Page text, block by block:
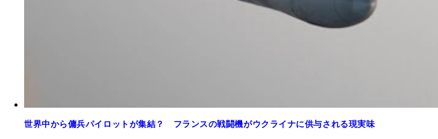
世界中から傭兵パイロットが集結？ フランスの戦闘機がウクライナに供与される現実味